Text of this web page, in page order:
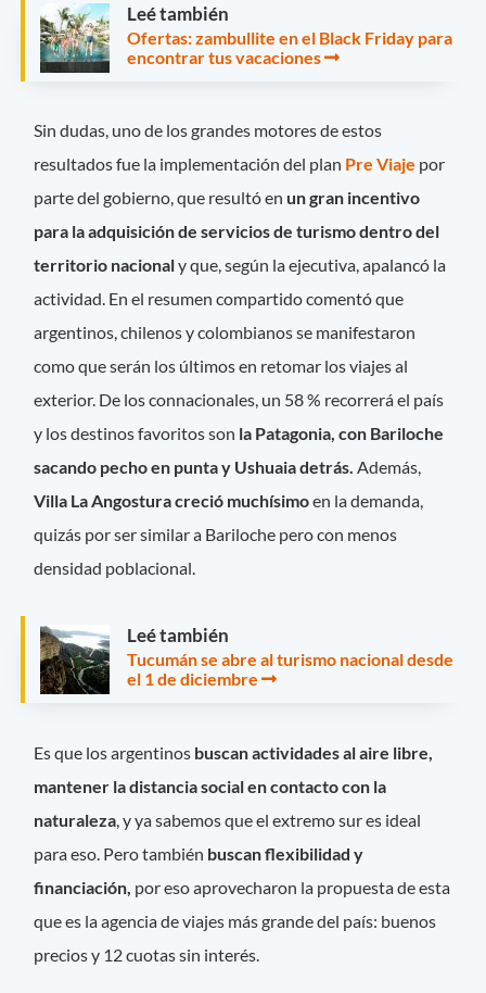
Leé también
Ofertas: zambullite en el Black Friday para
encontrar tus vacaciones
Sin dudas, uno de los grandes motores de estos
resultados fue la implementación del plan Pre Viaje por
parte del gobierno, que resultó en un gran incentivo
para la adquisición de servicios de turismo dentro del
territorio nacionaly que, según la ejecutiva, apalancó la
actividad. En el resumen compartido comentó que
argentinos, chilenos y colombianos se manifestaron
como que serán los últimos en retomar los viajes al
exterior. De los connacionales, un 58 % recorrerá el país
y los destinos favoritos son la Patagonia, con Bariloche
sacando pecho en punta y Ushuaia detrás.Además,
Villa La Angostura creció muchísimoen la demanda,
quizás por ser similar a Bariloche pero con menos
densidad poblacional.
Leé también
Tucumán se abre al turismo nacional desde
el 1 de diciembre
Es que los argentinos buscan actividades al aire libre,
mantener la distancia social en contacto con la
naturaleza , y ya sabemos que el extremo sur es ideal
para eso. Pero también buscan flexibilidad y
financiación, por eso aprovecharon la propuesta de esta
que es la agencia de viajes más grande del país: buenos
precios y 12 cuotas sin interés.